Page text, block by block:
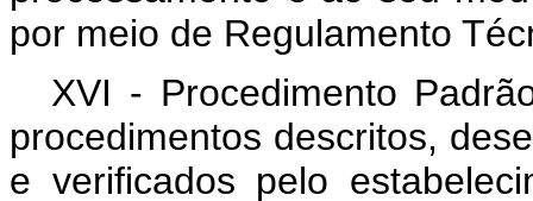
por meio de Regulamento
XVI - Procedimento
procedimentos descritos,
e verificados pelo